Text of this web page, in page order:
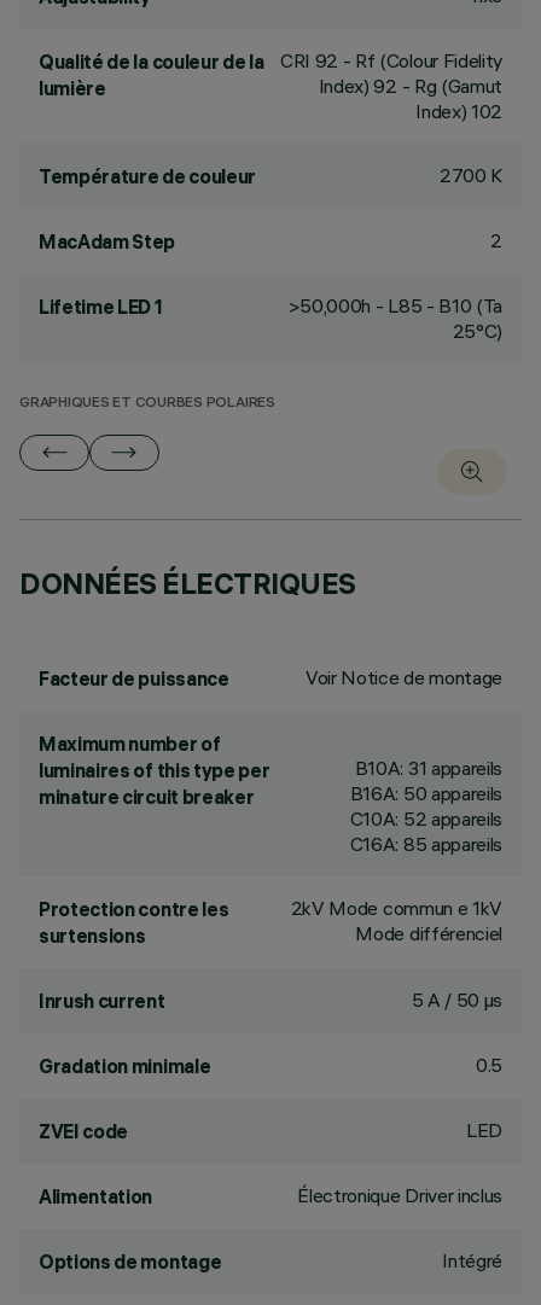
Qualité de la couleur de la
lumière
CRI 92 - Rf (Colour Fidelity
Index) 92 - Rg (Gamut
Index) 102
Température de couleur 2700 K
MacAdam Step 2
Lifetime LED 1
>50,000h - L85 - B10 (Ta
25°C)
GRAPHIQUES ET COURBES POLAIRES
DONNÉES ÉLECTRIQUES
Facteur de puissance Voir Notice de montage
Maximum number of
luminaires of this type per
minature circuit breaker
B10A: 31 appareils
B16A: 50 appareils
C10A: 52 appareils
C16A: 85 appareils
Protection contre les
surtensions
2kV Mode commun e 1kV
Mode différenciel
Inrush current 5 A / 50 µs
Gradation minimale 0.5
ZVEI code LED
Alimentation Électronique Driver inclus
Options de montage Intégré